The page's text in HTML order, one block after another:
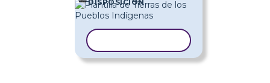
DISPOSICIÓN